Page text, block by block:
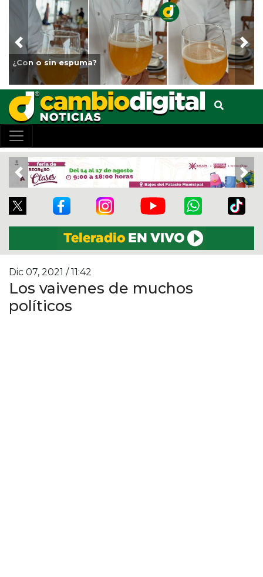
¿Con o sin espuma?
Previous
Previous
Dic 07, 2021 / 11:42
Los vaivenes de muchos
políticos